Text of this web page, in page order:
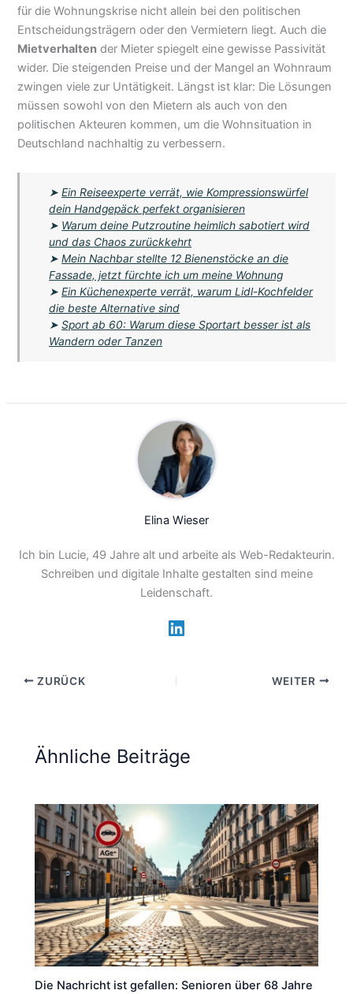
für die Wohnungskrise nicht allein bei den politischen
Entscheidungsträgern oder den Vermietern liegt. Auch die
Mietverhalten der Mieter spiegelt eine gewisse Passivität
wider. Die steigenden Preise und der Mangel an Wohnraum
zwingen viele zur Untätigkeit. Längst ist klar: Die Lösungen
müssen sowohl von den Mietern als auch von den
politischen Akteuren kommen, um die Wohnsituation in
Deutschland nachhaltig zu verbessern.
➤Ein Reiseexperte verrät, wie Kompressionswürfel
dein Handgepäck perfekt organisieren
➤ Warum deine Putzroutine heimlich sabotiert wird
und das Chaos zurückkehrt
➤Mein Nachbar stellte 12 Bienenstöcke an die
Fassade, jetzt fürchte ich um meine Wohnung
➤Ein Küchenexperte verrät, warum Lidl-Kochfelder
die beste Alternative sind
➤Sport ab 60: Warum diese Sportart besser ist als
Wandern oder Tanzen
Elina Wieser
Ich bin Lucie, 49 Jahre alt und arbeite als Web-Redakteurin.
Schreiben und digitale Inhalte gestalten sind meine
Leidenschaft.
ZURÜCK WEITER
Ähnliche Beiträge
Die Nachricht ist gefallen: Senioren über 68 Jahre